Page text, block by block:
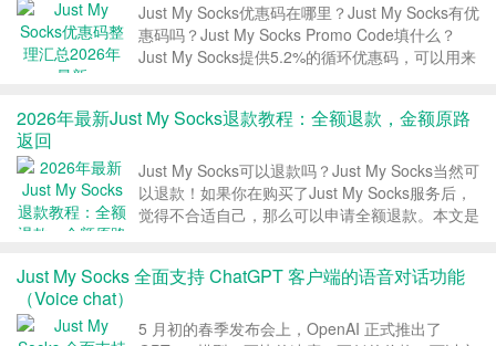
Just My Socks优惠码在哪里？Just My Socks有优
惠码吗？Just My Socks Promo Code填什么？
Just My Socks提供5.2%的循环优惠码，可以用来
2026年最新Just My Socks退款教程：全额退款，金额原路
返回
Just My Socks可以退款吗？Just My Socks当然可
以退款！如果你在购买了Just My Socks服务后，
觉得不合适自己，那么可以申请全额退款。本文是
Just My Socks 全面支持 ChatGPT 客户端的语音对话功能
（Voice chat）
5 月初的春季发布会上，OpenAI 正式推出了